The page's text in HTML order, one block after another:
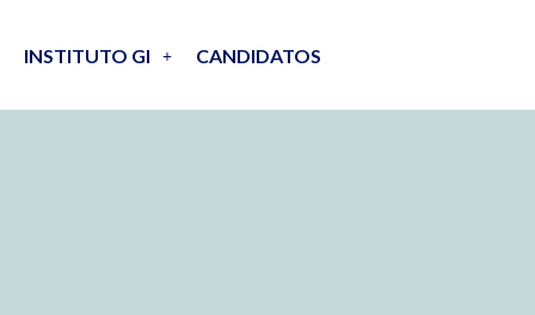
INSTITUTO GI CANDIDATOS